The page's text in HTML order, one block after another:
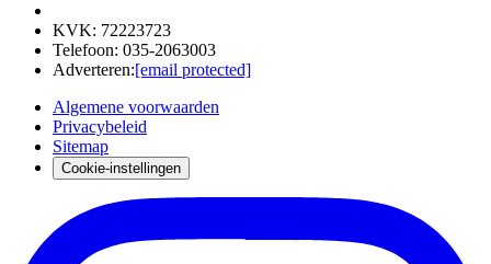
KVK: 72223723
Telefoon: 035-2063003
Adverteren:[email protected]
Algemene voorwaarden
Privacybeleid
Sitemap
Cookie-instellingen